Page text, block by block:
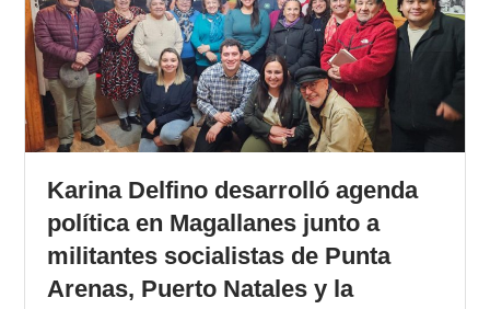
Karina Delfino desarrolló agenda
política en Magallanes junto a
militantes socialistas de Punta
Arenas, Puerto Natales y la